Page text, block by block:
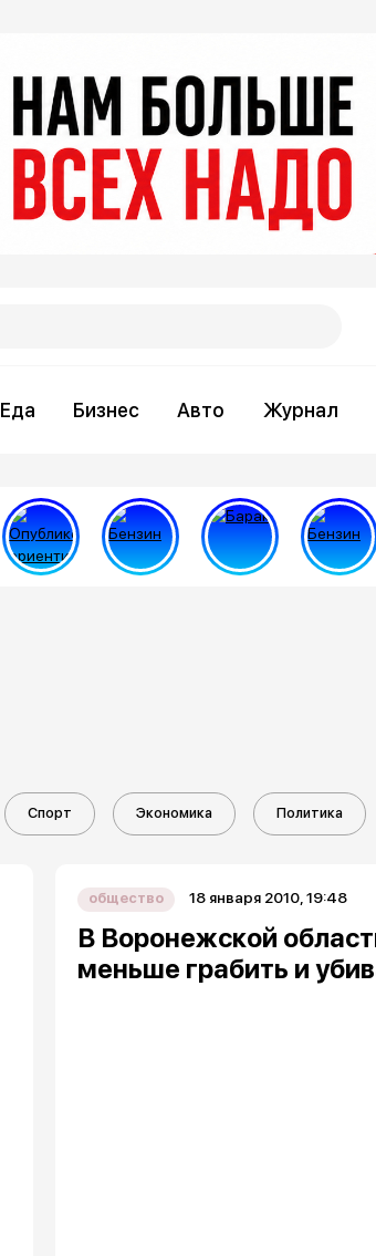
Еда Бизнес Авто Журнал
Спорт Экономика Политика
общество 18 января 2010, 19:48
В Воронежской
меньше грабить и